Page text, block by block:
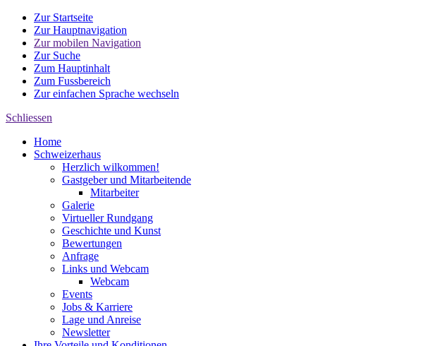
Zur Startseite
Zur Hauptnavigation
Zur mobilen Navigation
Zur Suche
Zum Hauptinhalt
Zum Fussbereich
Zur einfachen Sprache wechseln
Schliessen
Home
Schweizerhaus
Herzlich wilkommen!
Gastgeber und Mitarbeitende
Mitarbeiter
Galerie
Virtueller Rundgang
Geschichte und Kunst
Bewertungen
Anfrage
Links und Webcam
Webcam
Events
Jobs & Karriere
Lage und Anreise
Newsletter